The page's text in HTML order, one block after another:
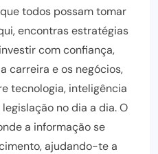
todos possam tomar
encontras estratégias
com confiança,
carreira e os negócios,
tecnologia, inteligência
no dia a dia. O
a informação se
ajudando-te a